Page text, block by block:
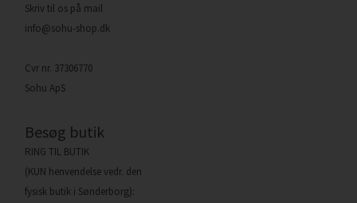
Skriv til os på mail
info@sohu-shop.dk
Cvr nr. 37306770
Sohu ApS
Besøg butik
RING TIL BUTIK
(KUN henvendelse vedr. den
fysisk butik i Sønderborg):